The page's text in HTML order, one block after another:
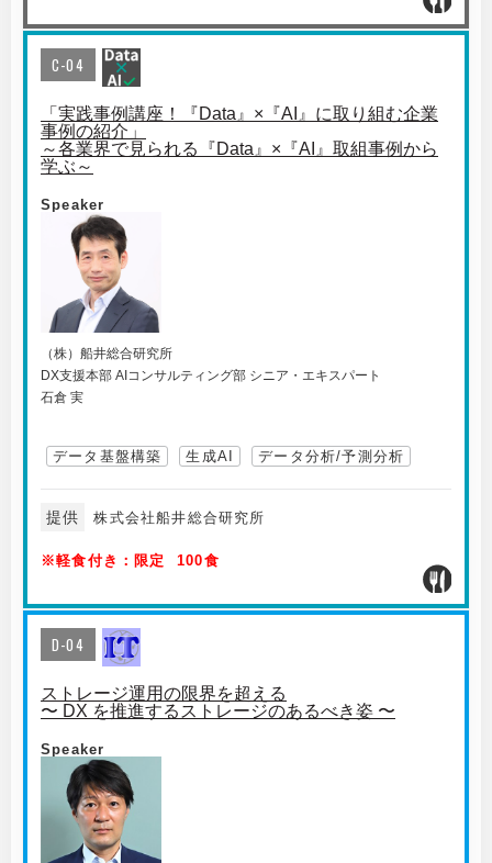
C-04
「実践事例講座！『Data』×『AI』に取り組む企業
事例の紹介」
～各業界で見られる『Data』×『AI』取組事例から
学ぶ～
Speaker
（株）船井総合研究所
DX支援本部 AIコンサルティング部 シニア・エキスパート
石倉 実
データ基盤構築 生成AI データ分析/予測分析
提供 株式会社船井総合研究所
※軽食付き：限定 100食
D-04
ストレージ運用の限界を超える
〜 DX を推進するストレージのあるべき姿 〜
Speaker